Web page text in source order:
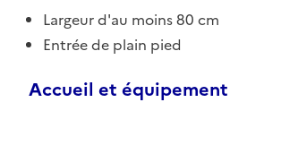
Largeur d'au moins 80 cm
Entrée de plain pied
Accueil et équipement